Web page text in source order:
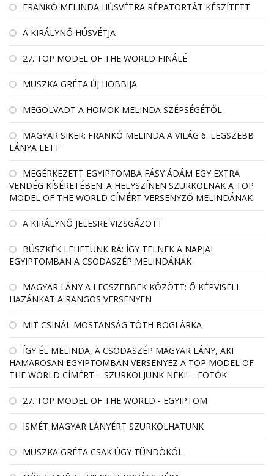
FRANKÓ MELINDA HÚSVÉTRA RÉPATORTÁT KÉSZÍTETT
A KIRÁLYNŐ HÚSVÉTJA
27. TOP MODEL OF THE WORLD FINÁLÉ
MUSZKA GRÉTA ÚJ HOBBIJA
MEGOLVADT A HOMOK MELINDA SZÉPSÉGÉTŐL
MAGYAR SIKER: FRANKÓ MELINDA A VILÁG 6. LEGSZEBB
LÁNYA LETT
MEGÉRKEZETT EGYIPTOMBA FÁSY ÁDÁM EGY EXTRA
VENDÉG KÍSÉRETÉBEN: A HELYSZÍNEN SZURKOLNAK A TOP
MODEL OF THE WORLD CÍMÉRT VERSENYZŐ MELINDÁNAK
A KIRÁLYNŐ JELESRE VIZSGÁZOTT
BÜSZKÉK LEHETÜNK RÁ: ÍGY TELNEK A NAPJAI
EGYIPTOMBAN A CSODASZÉP MELINDÁNAK
MAGYAR LÁNY A LEGSZEBBEK KÖZÖTT: Ő KÉPVISELI
HAZÁNKAT A RANGOS VERSENYEN
MIT CSINÁL MOSTANSÁG TÓTH BOGLÁRKA
ÍGY ÉL MELINDA, A CSODASZÉP MAGYAR LÁNY, AKI
HAMAROSAN EGYIPTOMBAN VERSENYEZ A TOP MODEL OF
THE WORLD CÍMÉRT – SZURKOLJUNK NEKI! – FOTÓK
27. TOP MODEL OF THE WORLD - EGYIPTOM
ISMÉT MAGYAR LÁNYÉRT SZURKOLHATUNK
MUSZKA GRÉTA CSAK ÚGY TÜNDÖKÖL